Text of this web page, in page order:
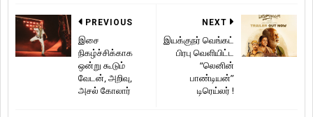
NEXT
இயக்குநர் வெங்கட்
பிரபு வெளியிட்ட
“லெனின்
பாண்டியன்”
டிரெய்லர் !
PREVIOUS
இசை
நிகழ்ச்சிக்காக
ஒன்று கூடும்
வேடன், அறிவு,
அசல் கோலார்